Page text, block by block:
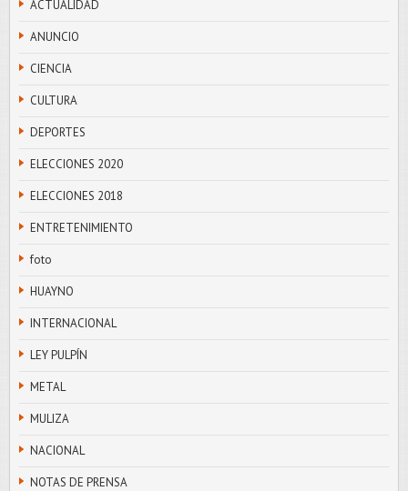
ACTUALIDAD
ANUNCIO
CIENCIA
CULTURA
DEPORTES
ELECCIONES 2020
ELECCIONES 2018
ENTRETENIMIENTO
foto
HUAYNO
INTERNACIONAL
LEY PULPÍN
METAL
MULIZA
NACIONAL
NOTAS DE PRENSA